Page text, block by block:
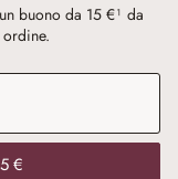
buono da 15 €¹ da
€